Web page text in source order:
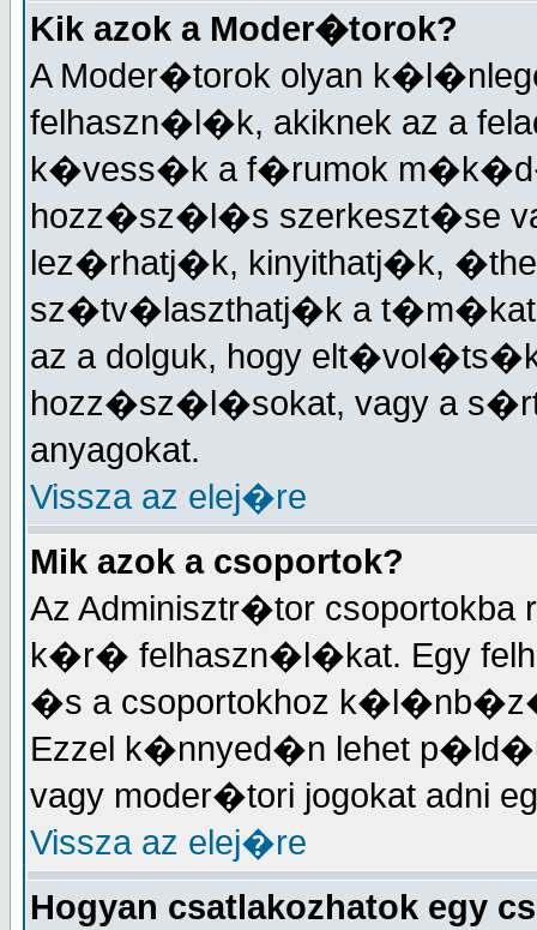
Kik azok a Moder�torok?
A Moder�torok olyan
felhaszn�l�k, akiknek az a
k�vess�k a f�rumok
hozz�sz�l�s szerkeszt�se
lez�rhatj�k, kinyithatj�k,
sz�tv�laszthatj�k a
az a dolguk, hogy
hozz�sz�l�sokat, vagy a
anyagokat.
Vissza az elej�re
Mik azok a csoportok?
Az Adminisztr�tor
k�r� felhaszn�l�kat. Egy
�s a csoportokhoz
Ezzel k�nnyed�n lehet
vagy moder�tori jogokat adni
Vissza az elej�re
Hogyan csatlakozhatok egy